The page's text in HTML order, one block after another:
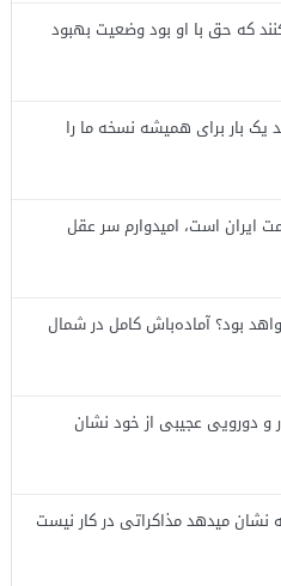
که حق با او بود وضعیت بهبود
بار برای همیشه نسخه ما را
ایران است، امیدوارم سر عقل
بود؟ آماده‌باش کامل در شمال
و دورویی عجیبی از خود نشان
نشان میدهد مذاکراتی در کار نیست